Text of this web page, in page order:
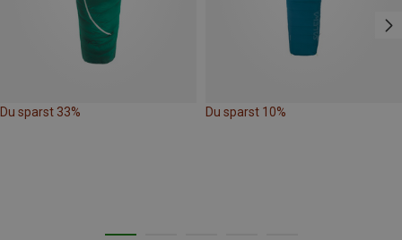
Du sparst 33% Du sparst 10%